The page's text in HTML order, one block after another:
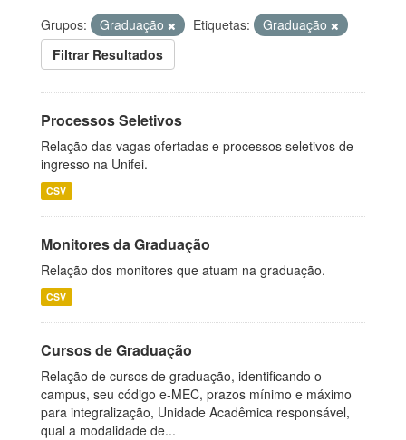
Grupos: Graduação Etiquetas:
Graduação
Filtrar Resultados
Processos Seletivos
Relação das vagas ofertadas e processos seletivos de
ingresso na Unifei.
CSV
Monitores da Graduação
Relação dos monitores que atuam na graduação.
CSV
Cursos de Graduação
Relação de cursos de graduação, identificando o
campus, seu código e-MEC, prazos mínimo e máximo
para integralização, Unidade Acadêmica responsável,
qual a modalidade de...